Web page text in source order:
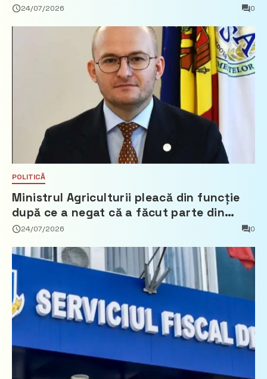
24/07/2026 0
POLITICĂ
Ministrul Agriculturii pleacă din funcție
după ce a negat că a făcut parte din
Partidul Democrat
24/07/2026 0